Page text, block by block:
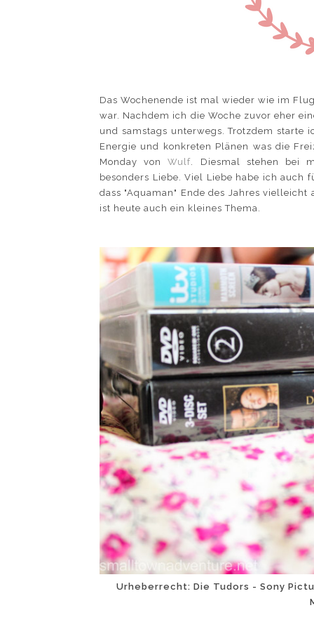
Das Wochenende ist mal wieder wie im
war. Nachdem ich die Woche zuvor eher
und samstags unterwegs. Trotzdem
Energie und konkreten Plänen was die
Monday vonWulf . Diesmal stehen bei
besonders Liebe. Viel Liebe habe ich
dass "Aquaman" Ende des Jahres
ist heute auch ein kleines Thema.
Urheberrecht: Die Tudors - Sony